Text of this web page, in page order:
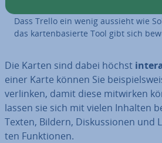
Dass Trello ein wenig aussieht wie
das kar­ten­ba­sier­te Tool gibt sich
Die Karten sind dabei höchst
einer Karte können Sie
verlinken, damit diese mitwirken
lassen sie sich mit vielen Inhalten
Texten, Bildern, Dis­kus­sio­nen und
ten Funk­tio­nen.